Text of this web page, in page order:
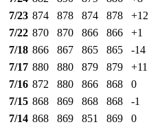
7/23 874 878 874 878 +12
7/22 870 870 866 866 +1
7/18 866 867 865 865 -14
7/17 880 880 879 879 +11
7/16 872 880 866 868 0
7/15 868 869 868 868 -1
7/14 868 869 851 869 0